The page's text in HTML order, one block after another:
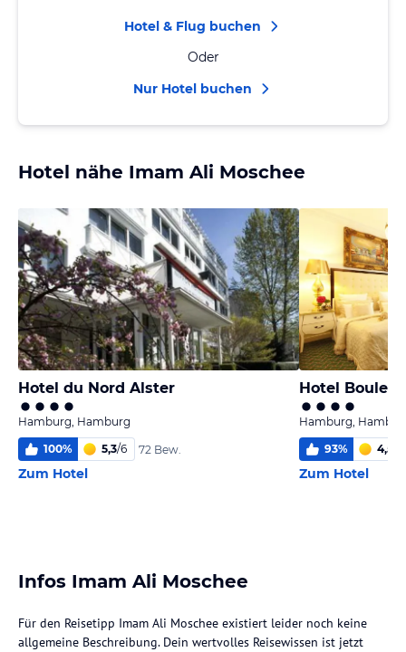
Hotel & Flug buchen
Oder
Nur Hotel buchen
Hotel nähe Imam Ali Moschee
Hotel du Nord Alster
Hamburg, Hamburg
100% 5,3/6 72 Bew.
Zum Hotel
Hotel
Hamburg,
93% 4,5
Zum Hotel
Infos Imam Ali Moschee
Für den Reisetipp Imam Ali Moschee existiert leider noch keine
allgemeine Beschreibung. Dein wertvolles Reisewissen ist jetzt